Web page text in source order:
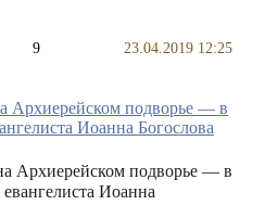
9 23.04.2019 12:25
Архиерейском подворье — в
Иоанна